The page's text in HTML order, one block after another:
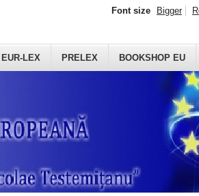
EUR-LEX PRELEX BOOKSHOP EU
Font size Bigger